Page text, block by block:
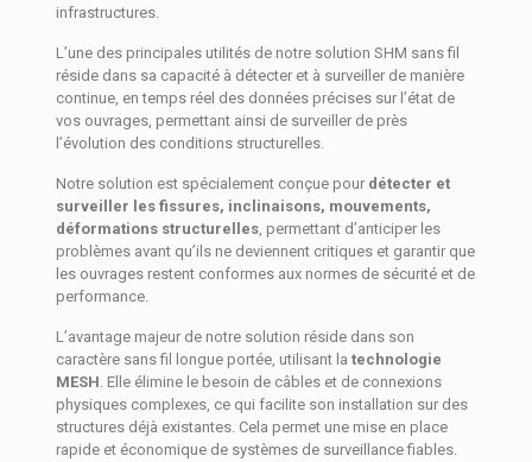
infrastructures.
L’une des principales utilités de notre solution SHM sans fil
réside dans sa capacité à détecter et à surveiller de manière
continue, en temps réel des données précises sur l’état de
vos ouvrages, permettant ainsi de surveiller de près
l’évolution des conditions structurelles.
Notre solution est spécialement conçue pour détecter et
surveiller les fissures, inclinaisons, mouvements,
déformations structurelles, permettant d’anticiper les
problèmes avant qu’ils ne deviennent critiques et garantir que
les ouvrages restent conformes aux normes de sécurité et de
performance.
L’avantage majeur de notre solution réside dans son
caractère sans fil longue portée, utilisant la technologie
MESH . Elle élimine le besoin de câbles et de connexions
physiques complexes, ce qui facilite son installation sur des
structures déjà existantes. Cela permet une mise en place
rapide et économique de systèmes de surveillance fiables.